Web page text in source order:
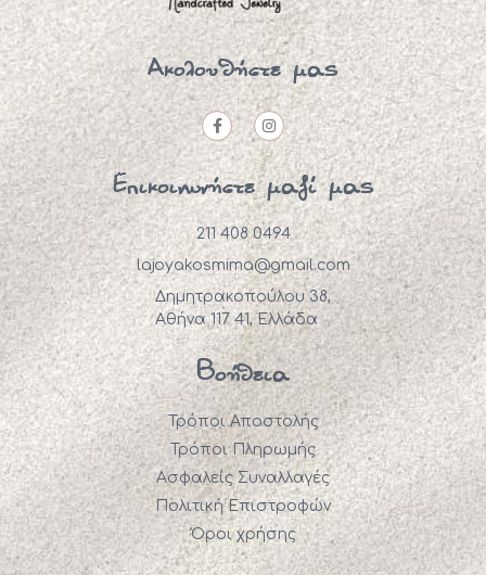
Ακολουθήστε μας
Επικοινωνήστε μαζί μας
211 408 0494
lajoyakosmima@gmail.com
Δημητρακοπούλου 38,
Αθήνα 117 41, Ελλάδα
Βοήθεια
Τρόποι Αποστολής
Τρόποι Πληρωμής
Ασφαλείς Συναλλαγές
Πολιτική Επιστροφών
Όροι χρήσης